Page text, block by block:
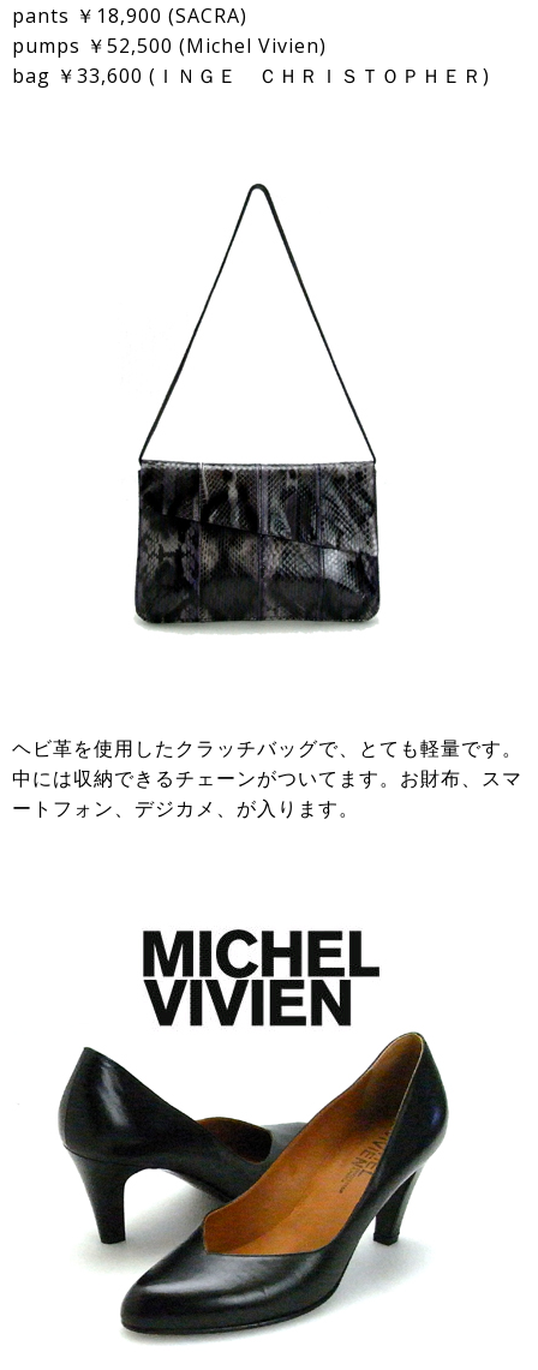
pants ￥18,900 (SACRA)
pumps ￥52,500 (Michel Vivien)
bag ￥33,600 (ＩＮＧＥ ＣＨＲＩＳＴＯＰＨＥＲ)
ヘビ革を使用したクラッチバッグで、とても軽量です。
中には収納できるチェーンがついてます。お財布、スマ
ートフォン、デジカメ、が入ります。